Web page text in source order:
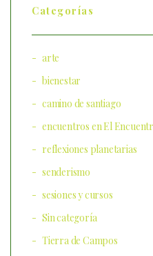
Categorías
arte
bienestar
camino de santiago
encuentros en El
reflexiones planetarias
senderismo
sesiones y cursos
Sin categoría
Tierra de Campos